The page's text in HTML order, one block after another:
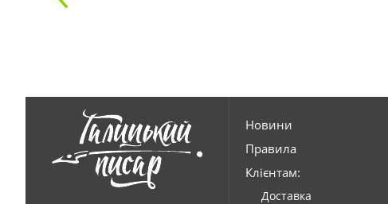
Новини
Правила
Клієнтам:
Доставка